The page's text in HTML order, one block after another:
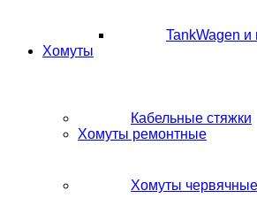
TankWagen и
Хомуты
Кабельные стяжки
Хомуты ремонтные
Хомуты червячные